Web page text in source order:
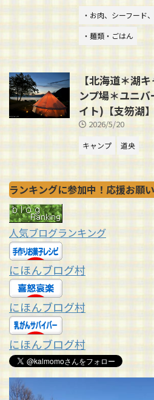
・お肉、シーフード
・麺類・ごはん
【北海道＊湖
ンプ場＊ユニ
イト)【支笏湖】
2026/5/20
キャンプ 道央
ランキングに参加中！応援お願
人気ブログランキング
にほんブログ村
にほんブログ村
にほんブログ村